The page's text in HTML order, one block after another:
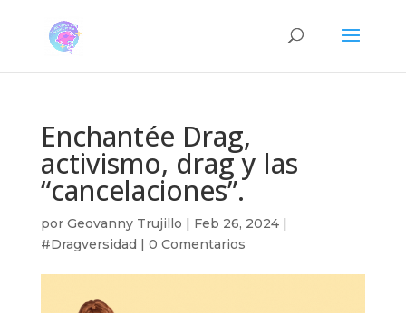
Enchantée Drag,
activismo, drag y las
“cancelaciones”.
por Geovanny Trujillo | Feb 26, 2024|
#Dragversidad | 0 Comentarios